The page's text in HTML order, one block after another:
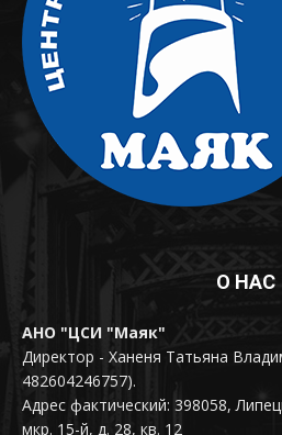
О НАС
АНО "ЦСИ "Маяк"
Директор - Ханеня Татьяна
482604246757).
Адрес фактический: 398058,
мкр. 15-й, д. 28, кв. 12